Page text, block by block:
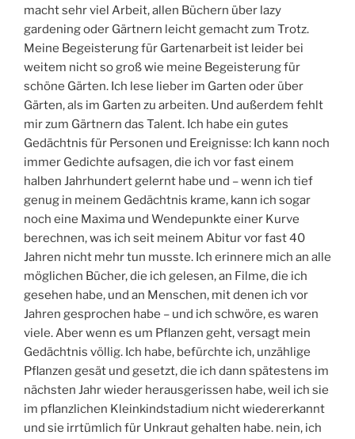
macht sehr viel Arbeit, allen Büchern über lazy
gardening oder Gärtnern leicht gemacht zum Trotz.
Meine Begeisterung für Gartenarbeit ist leider bei
weitem nicht so groß wie meine Begeisterung für
schöne Gärten. Ich lese lieber im Garten oder über
Gärten, als im Garten zu arbeiten. Und außerdem fehlt
mir zum Gärtnern das Talent. Ich habe ein gutes
Gedächtnis für Personen und Ereignisse: Ich kann noch
immer Gedichte aufsagen, die ich vor fast einem
halben Jahrhundert gelernt habe und – wenn ich tief
genug in meinem Gedächtnis krame, kann ich sogar
noch eine Maxima und Wendepunkte einer Kurve
berechnen, was ich seit meinem Abitur vor fast 40
Jahren nicht mehr tun musste. Ich erinnere mich an alle
möglichen Bücher, die ich gelesen, an Filme, die ich
gesehen habe, und an Menschen, mit denen ich vor
Jahren gesprochen habe – und ich schwöre, es waren
viele. Aber wenn es um Pflanzen geht, versagt mein
Gedächtnis völlig. Ich habe, befürchte ich, unzählige
Pflanzen gesät und gesetzt, die ich dann spätestens im
nächsten Jahr wieder herausgerissen habe, weil ich sie
im pflanzlichen Kleinkindstadium nicht wiedererkannt
und sie irrtümlich für Unkraut gehalten habe. nein, ich